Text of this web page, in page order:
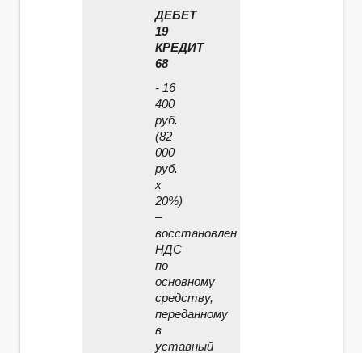
ДЕБЕТ
19
КРЕДИТ
68
- 16
400
руб.
(82
000
руб.
x
20%)
–
восстановлен
НДС
по
основному
средству,
переданному
в
уставный